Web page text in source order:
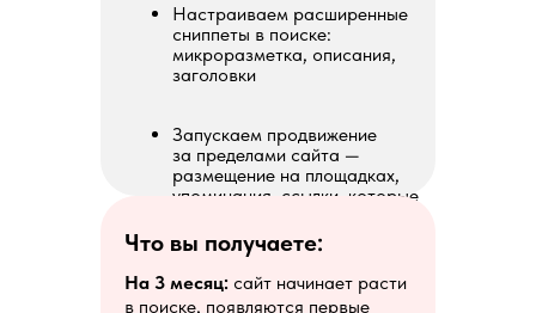
Настраиваем расширенные
сниппеты в поиске:
микроразметка, описания,
заголовки
Запускаем продвижение
за пределами сайта —
размещение на площадках,
упоминания, ссылки, которые
поисковиков
На 3 месяц: сайт начинает расти
в поиске, появляются первые
Что вы получаете: